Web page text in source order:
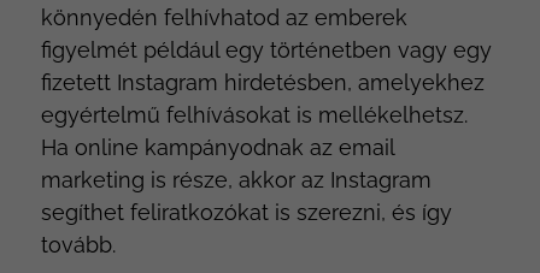
könnyedén felhívhatod az emberek
figyelmét például egy történetben vagy egy
fizetett Instagram hirdetésben, amelyekhez
egyértelmű felhívásokat is mellékelhetsz.
Ha online kampányodnak az email
marketing is része, akkor az Instagram
segíthet feliratkozókat is szerezni, és így
tovább.